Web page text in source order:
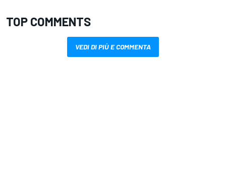
TOP COMMENTS
VEDI DI PIÙ E COMMENTA